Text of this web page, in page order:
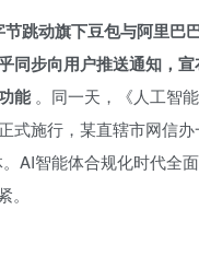
节跳动旗下豆包与阿里巴
同步向用户推送通知，
能 。同一天，《人工智
式施行，某直辖市网信办
AI智能体合规化时代全